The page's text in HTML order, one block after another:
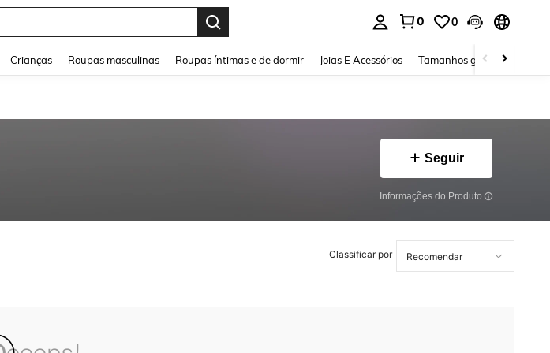
0 0
Crianças Roupas masculinas Roupas íntimas e de dormir Joias E Acessórios Tamanhos grandes
Seguir
Informações do Produto
Classificar por